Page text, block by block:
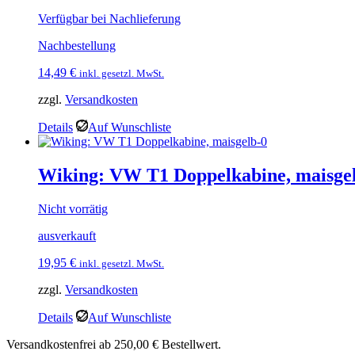
Verfügbar bei Nachlieferung
Nachbestellung
14,49 € inkl. gesetzl. MwSt.
zzgl. Versandkosten
Details Auf Wunschliste
Wiking: VW T1 Doppelkabine,
Nicht vorrätig
ausverkauft
19,95 € inkl. gesetzl. MwSt.
zzgl. Versandkosten
Details
Auf Wunschliste
Versandkostenfrei ab 250,00 € Bestellwert.